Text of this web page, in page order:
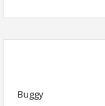
Buggy